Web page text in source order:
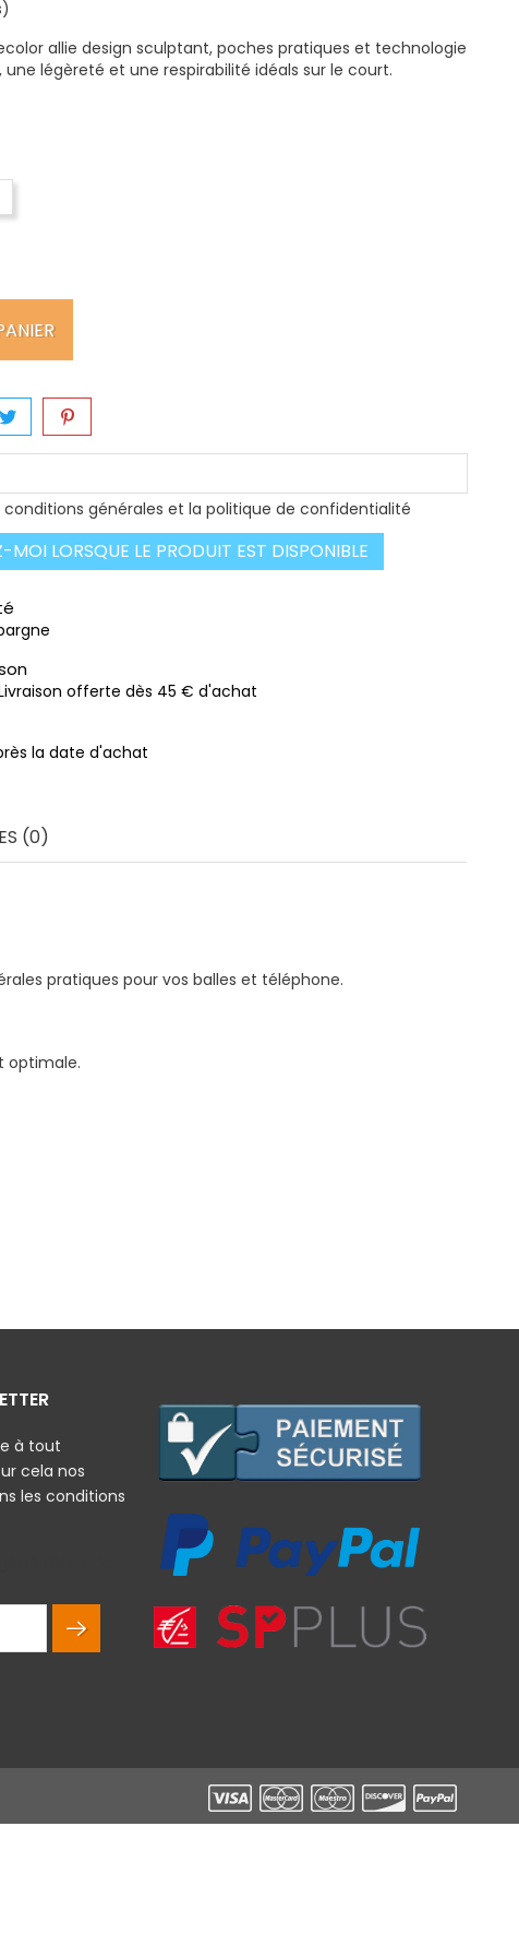
allie design sculptant, poches pratiques et technologie
légèreté et une respirabilité idéals sur le court.
générales et la politique de confidentialité
MOI LORSQUE LE PRODUIT EST DISPONIBLE
offerte dès 45 € d'achat
la date d'achat
(0)
pratiques pour vos balles et téléphone.
optimale.
à tout
cela nos
les conditions